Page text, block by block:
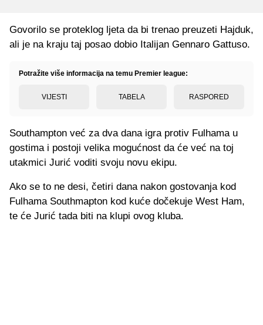
Govorilo se proteklog ljeta da bi trenao preuzeti Hajduk,
ali je na kraju taj posao dobio Italijan Gennaro Gattuso.
Potražite više informacija na temu Premier league:
VIJESTI TABELA RASPORED
Southampton već za dva dana igra protiv Fulhama u
gostima i postoji velika mogućnost da će već na toj
utakmici Jurić voditi svoju novu ekipu.
Ako se to ne desi, četiri dana nakon gostovanja kod
Fulhama Southmapton kod kuće dočekuje West Ham,
te će Jurić tada biti na klupi ovog kluba.